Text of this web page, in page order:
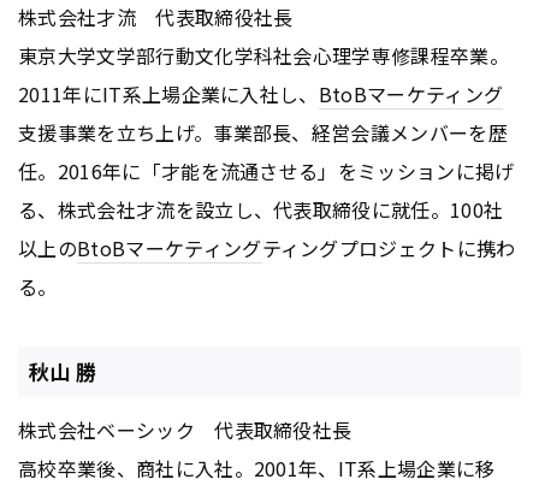
株式会社才流 代表取締役社長
東京大学文学部行動文化学科社会心理学専修課程卒業。
2011年にIT系上場企業に入社し、 BtoBマーケティング
支援事業を立ち上げ。事業部長、経営会議メンバーを歴
任。2016年に「才能を流通させる」をミッションに掲げ
る、株式会社才流を設立し、代表取締役に就任。100社
以上のBtoBマーケティングティングプロジェクトに携わ
る。
秋山 勝
株式会社ベーシック 代表取締役社長
高校卒業後、商社に入社。2001年、IT系上場企業に移